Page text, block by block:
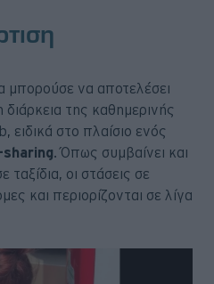
μπορούσε να αποτελέσει
διάρκεια της καθημερινής
ειδικά στο πλαίσιο ενός
. Όπως συμβαίνει και
ταξίδια, οι στάσεις σε
και περιορίζονται σε λίγα